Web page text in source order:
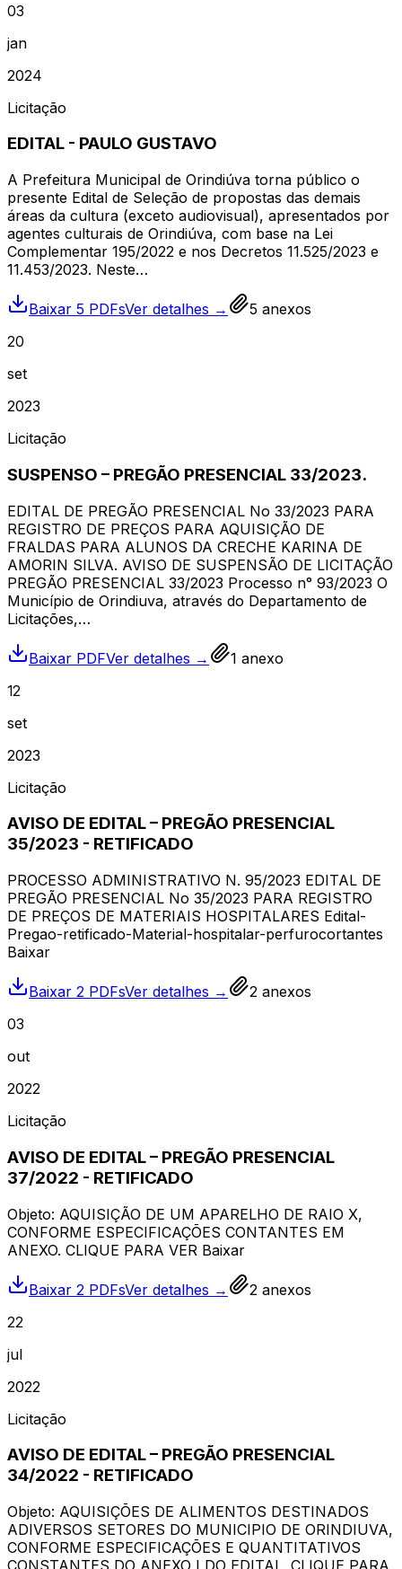
03
jan
2024
Licitação
EDITAL - PAULO GUSTAVO
A Prefeitura Municipal de Orindiúva torna público o
presente Edital de Seleção de propostas das demais
áreas da cultura (exceto audiovisual), apresentados por
agentes culturais de Orindiúva, com base na Lei
Complementar 195/2022 e nos Decretos 11.525/2023 e
11.453/2023. Neste…
Baixar 5 PDFsVer detalhes → 5 anexos
20
set
2023
Licitação
SUSPENSO – PREGÃO PRESENCIAL 33/2023.
EDITAL DE PREGÃO PRESENCIAL No 33/2023 PARA
REGISTRO DE PREÇOS PARA AQUISIÇÃO DE
FRALDAS PARA ALUNOS DA CRECHE KARINA DE
AMORIN SILVA. AVISO DE SUSPENSÃO DE LICITAÇÃO
PREGÃO PRESENCIAL 33/2023 Processo n° 93/2023 O
Município de Orindiuva, através do Departamento de
Licitações,…
Baixar PDFVer detalhes → 1 anexo
12
set
2023
Licitação
AVISO DE EDITAL – PREGÃO PRESENCIAL
35/2023 - RETIFICADO
PROCESSO ADMINISTRATIVO N. 95/2023 EDITAL DE
PREGÃO PRESENCIAL No 35/2023 PARA REGISTRO
DE PREÇOS DE MATERIAIS HOSPITALARES Edital-
Pregao-retificado-Material-hospitalar-perfurocortantes
Baixar
Baixar 2 PDFsVer detalhes → 2 anexos
03
out
2022
Licitação
AVISO DE EDITAL – PREGÃO PRESENCIAL
37/2022 - RETIFICADO
Objeto: AQUISIÇÃO DE UM APARELHO DE RAIO X,
CONFORME ESPECIFICAÇÕES CONTANTES EM
ANEXO. CLIQUE PARA VER Baixar
Baixar 2 PDFsVer detalhes → 2 anexos
22
jul
2022
Licitação
AVISO DE EDITAL – PREGÃO PRESENCIAL
34/2022 - RETIFICADO
Objeto: AQUISIÇÕES DE ALIMENTOS DESTINADOS
ADIVERSOS SETORES DO MUNICIPIO DE ORINDIUVA,
CONFORME ESPECIFICAÇÕES E QUANTITATIVOS
CONSTANTES DO ANEXO I DO EDITAL. CLIQUE PARA